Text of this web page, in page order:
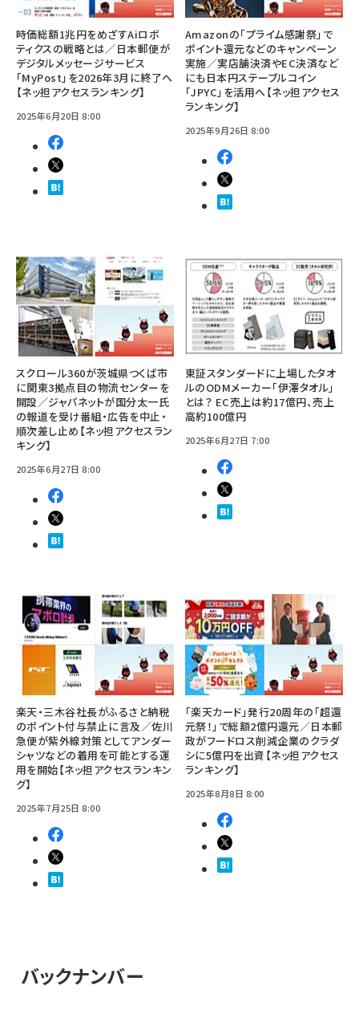
時価総額1兆円をめざすAiロボ
ティクスの戦略とは／日本郵便が
デジタルメッセージサービス
「MyPost」を2026年3月に終了へ
【ネッ担アクセスランキング】
2025年6月20日 8:00
Amazonの「プライム感謝祭」で
ポイント還元などのキャンペーン
実施／実店舗決済やEC決済など
にも日本円ステーブルコイン
「JPYC」を活用へ【ネッ担アクセス
ランキング】
2025年9月26日 8:00
スクロール360が茨城県つくば市
に関東3拠点目の物流センターを
開設／ジャパネットが国分太一氏
の報道を受け番組・広告を中止・
順次差し止め【ネッ担アクセスラン
キング】
2025年6月27日 8:00
東証スタンダードに上場したタオ
ルのODMメーカー「伊澤タオル」
とは？ EC売上は約17億円、売上
高約100億円
2025年6月27日 7:00
楽天・三木谷社長がふるさと納税
のポイント付与禁止に言及／佐川
急便が紫外線対策としてアンダー
シャツなどの着用を可能とする運
用を開始【ネッ担アクセスランキン
グ】
2025年7月25日 8:00
「楽天カード」発行20周年の「超還
元祭！」で総額2億円還元／日本郵
政がフードロス削減企業のクラダ
シに5億円を出資【ネッ担アクセス
ランキング】
2025年8月8日 8:00
バックナンバー